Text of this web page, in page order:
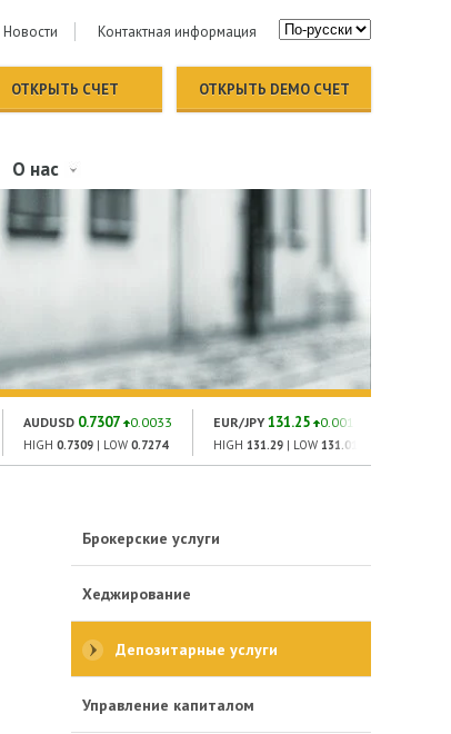
Новости Контактная информация
ОТКРЫТЬ СЧЕТ ОТКРЫТЬ DEMO СЧЕТ
О нас
AUDUSD 0.7307 0.0033
HIGH 0.7309 | LOW 0.7274
EUR/JPY 131.25 0.001
HIGH 131.29 | LOW 131.01
Брокерские услуги
Хеджирование
Депозитарные услуги
Управление капиталом